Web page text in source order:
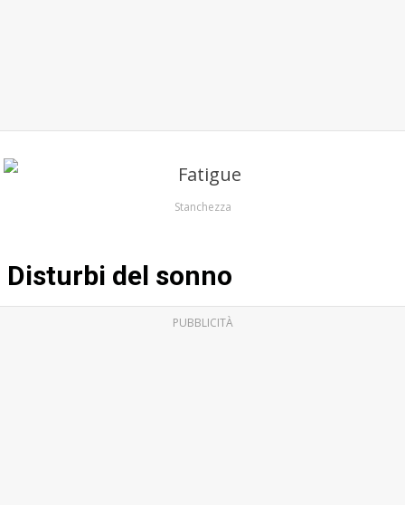
Stanchezza
Disturbi del sonno
PUBBLICITÀ